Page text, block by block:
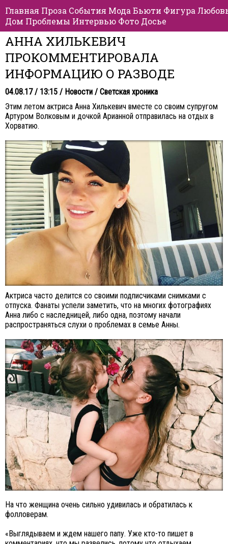
Главная Проза События Мода Бьюти Фигура
Дом Проблемы Интервью Фото Досье
АННА ХИЛЬКЕВИЧ
ПРОКОММЕНТИРОВАЛА
ИНФОРМАЦИЮ О РАЗВОДЕ
04.08.17 / 13:15 / Новости / Светская хроника
Этим летом актриса Анна Хилькевич вместе со своим супругом
Артуром Волковым и дочкой Арианной отправилась на отдых в
Хорватию.
Актриса часто делится со своими подписчиками снимками с
отпуска. Фанаты успели заметить, что на многих фотографиях
Анна либо с наследницей, либо одна, поэтому начали
распространяться слухи о проблемах в семье Анны.
На что женщина очень сильно удивилась и обратилась к
фолловерам.
«Выглядываем и ждем нашего папу. Уже кто-то пишет в